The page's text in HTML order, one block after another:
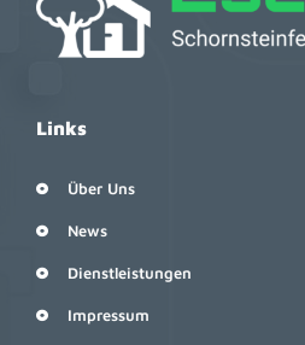
Links
Über Uns
News
Dienstleistungen
Impressum